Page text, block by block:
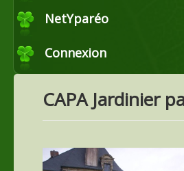
NetYparéo
Connexion
CAPA Jardinier